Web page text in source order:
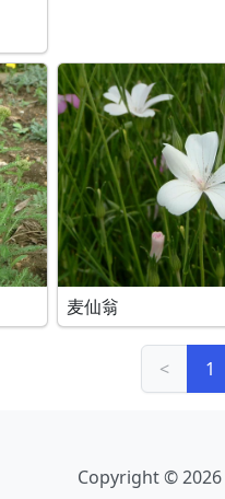
麦仙翁
< 1
Copyright © 2026